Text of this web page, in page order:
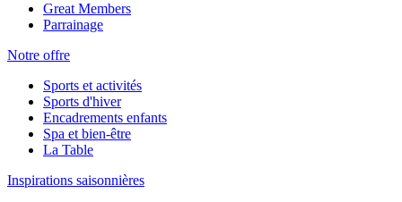
Great Members
Parrainage
Notre offre
Sports et activités
Sports d'hiver
Encadrements enfants
Spa et bien-être
La Table
Inspirations saisonnières